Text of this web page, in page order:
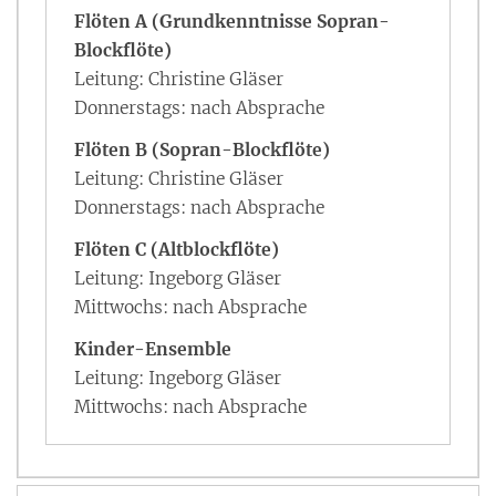
Flöten A (Grundkenntnisse Sopran-
Blockflöte)
Leitung: Christine Gläser
Donnerstags: nach Absprache
Flöten B (Sopran-Blockflöte)
Leitung: Christine Gläser
Donnerstags: nach Absprache
Flöten C (Altblockflöte)
Leitung: Ingeborg Gläser
Mittwochs: nach Absprache
Kinder-Ensemble
Leitung: Ingeborg Gläser
Mittwochs: nach Absprache